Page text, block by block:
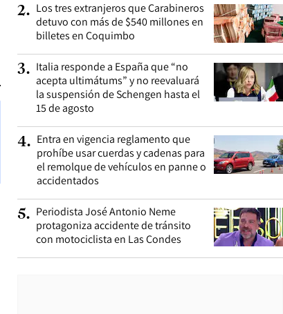
2. Los tres extranjeros que Carabineros
detuvo con más de $540 millones en
billetes en Coquimbo
3. Italia responde a España que “no
acepta ultimátums” y no reevaluará
la suspensión de Schengen hasta el
15 de agosto
4. Entra en vigencia reglamento que
prohíbe usar cuerdas y cadenas para
el remolque de vehículos en panne o
accidentados
5. Periodista José Antonio Neme
protagoniza accidente de tránsito
con motociclista en Las Condes